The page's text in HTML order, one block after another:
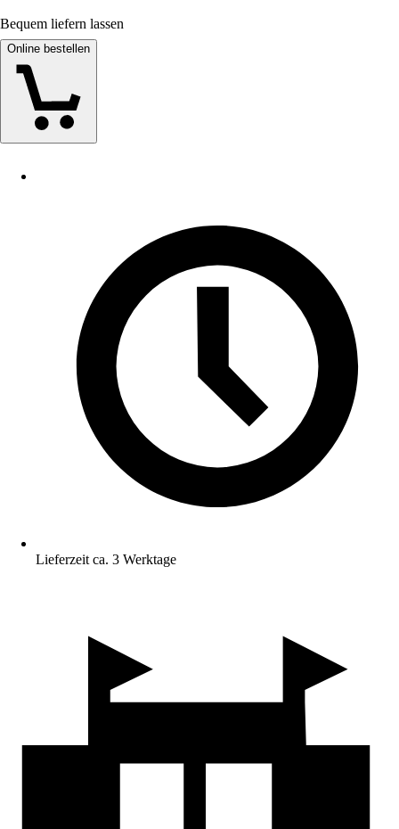
Bequem liefern lassen
Online bestellen
Lieferzeit ca. 3 Werktage